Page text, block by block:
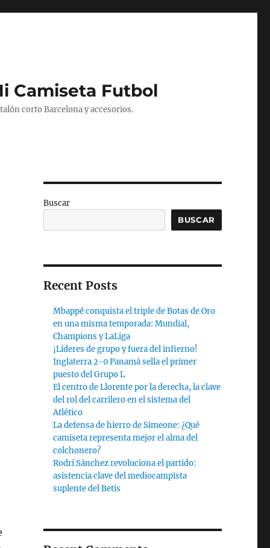
Camiseta Futbol
corto Barcelona y accesorios.
Buscar
BUSCAR
Recent Posts
Mbappé conquista el triple de Botas de Oro
en una misma temporada: Mundial,
Champions y LaLiga
¡Líderes de grupo y fuera del infierno!
Inglaterra 2-0 Panamá sella el primer
puesto del Grupo L
El centro de Llorente por la derecha, la clave
del rol del carrilero en el sistema del
Atlético
La defensa de hierro de Simeone: ¿Qué
camiseta representa mejor el alma del
colchonero?
Rodri Sánchez revoluciona el partido:
asistencia clave del mediocampista
suplente del Betis